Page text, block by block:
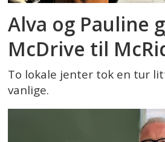
Alva og Pauline
McDrive til
To lokale jenter tok en tur
vanlige.